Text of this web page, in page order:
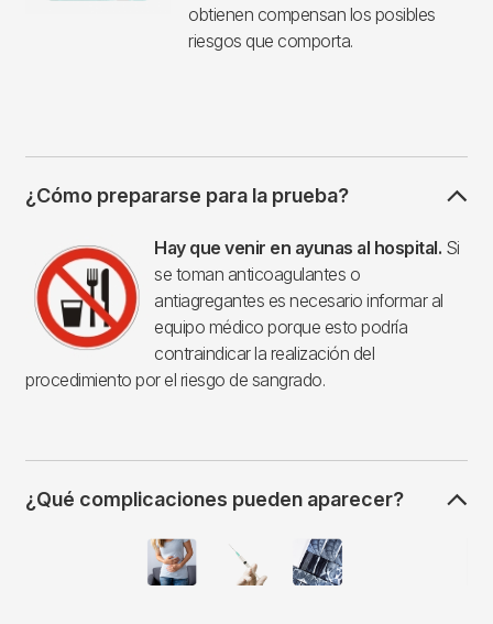
obtienen compensan los posibles
riesgos que comporta.
¿Cómo prepararse para la prueba?
Imagen Hay que venir en ayunas al hospital. Si
se toman anticoagulantes o
antiagregantes es necesario informar al
equipo médico porque esto podría
contraindicar la realización del
procedimiento por el riesgo de sangrado.
¿Qué complicaciones pueden aparecer?